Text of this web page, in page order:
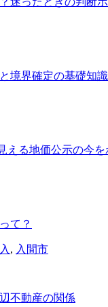
境界確定の基礎知識
える地価公示の今を
て？
, 入間市
不動産の関係